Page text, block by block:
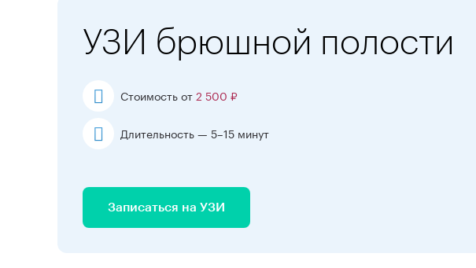
УЗИ брюшной полости
Стоимость от2 500 ₽
Длительность — 5–15 минут
Записаться на УЗИ